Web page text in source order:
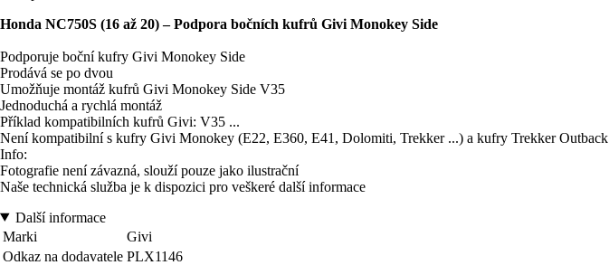
Honda NC750S (16 až 20) – Podpora bočních kufrů Givi Monokey Side
Podporuje boční kufry Givi Monokey Side
Prodává se po dvou
Umožňuje montáž kufrů Givi Monokey Side V35
Jednoduchá a rychlá montáž
Příklad kompatibilních kufrů Givi: V35 ...
Není kompatibilní s kufry Givi Monokey (E22, E360, E41, Dolomiti, Trekker ...) a kufry Trekker Outback
Info:
Fotografie není závazná, slouží pouze jako ilustrační
Naše technická služba je k dispozici pro veškeré další informace
Další informace
Marki
Givi
Odkaz na dodavatele PLX1146